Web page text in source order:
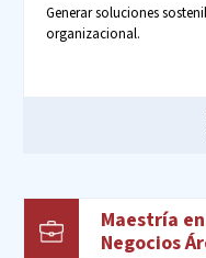
Generar soluciones
organizacional.​
Maestría
Negocios